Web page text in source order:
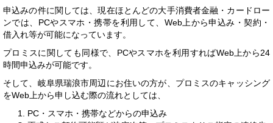
申込みの件に関しては、現在ほとんどの大手消費者金融・カードロー
ンでは、PCやスマホ・携帯を利用して、Web上から申込み・契約・
借入れ等が可能になっています。
プロミスに関しても同様で、PCやスマホを利用すればWeb上から24
時間申込みが可能です。
そして、岐阜県瑞浪市周辺にお住いの方が、プロミスのキャッシング
をWeb上から申し込む際の流れとしては、
PC・スマホ・携帯などからの申込み